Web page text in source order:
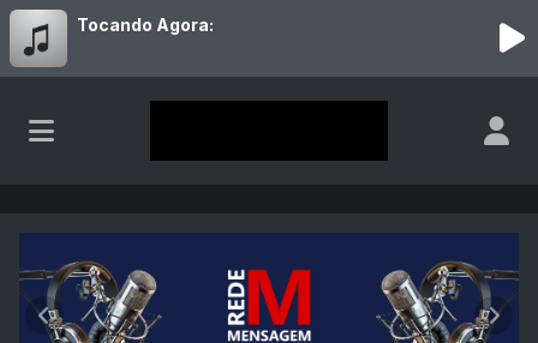
Tocando Agora:
Rede Mensagem
Anterior